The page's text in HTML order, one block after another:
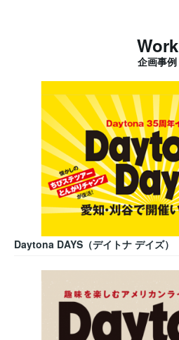
Work
企画事例
Daytona DAYS（デイトナ デイズ）